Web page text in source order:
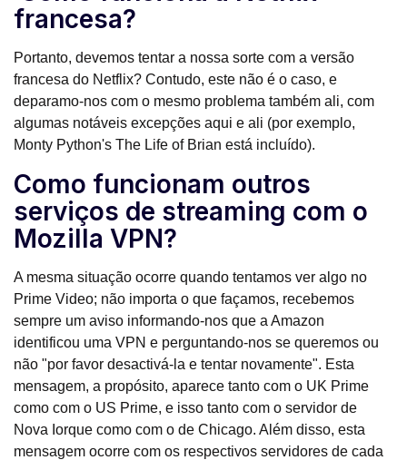
francesa?
Portanto, devemos tentar a nossa sorte com a versão
francesa do Netflix? Contudo, este não é o caso, e
deparamo-nos com o mesmo problema também ali, com
algumas notáveis excepções aqui e ali (por exemplo,
Monty Python's The Life of Brian está incluído).
Como funcionam outros
serviços de streaming com o
Mozilla VPN?
A mesma situação ocorre quando tentamos ver algo no
Prime Video; não importa o que façamos, recebemos
sempre um aviso informando-nos que a Amazon
identificou uma VPN e perguntando-nos se queremos ou
não "por favor desactivá-la e tentar novamente". Esta
mensagem, a propósito, aparece tanto com o UK Prime
como com o US Prime, e isso tanto com o servidor de
Nova Iorque como com o de Chicago. Além disso, esta
mensagem ocorre com os respectivos servidores de cada